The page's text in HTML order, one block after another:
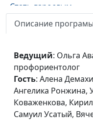
Стать взрослым.
Уметь общаться
Описание програмы
Ведущий: Ольга
профориентолог
Гость: Алена
Ангелика Ронжина,
Коваженкова,
Самуил Усатый,